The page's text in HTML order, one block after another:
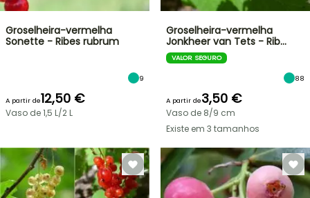
Groselheira-vermelha
Sonette - Ribes rubrum
9
A partir de12,50 €
Vaso de 1,5 L/2 L
Groselheira-vermelha
Jonkheer van Tets - Rib…
VALOR SEGURO
88
A partir de3,50 €
Vaso de 8/9 cm
Existe em 3 tamanhos